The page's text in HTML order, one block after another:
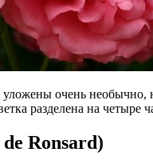
очень необычно,
разделена на четыре
Ronsard)